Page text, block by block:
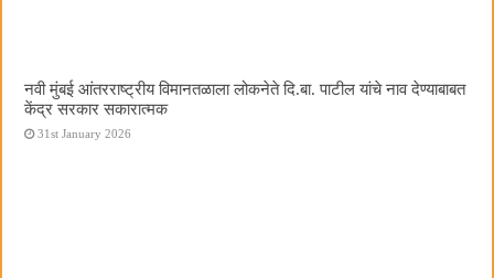
नवी मुंबई आंतरराष्ट्रीय विमानतळाला लोकनेते दि.बा. पाटील यांचे नाव देण्याबाबत
केंद्र सरकार सकारात्मक
31st January 2026